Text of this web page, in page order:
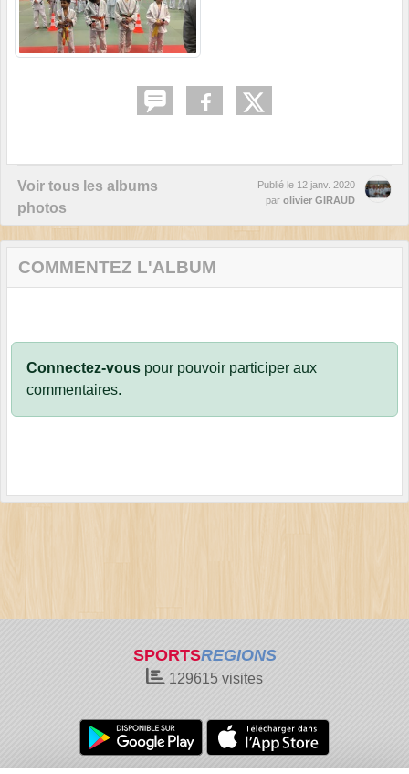
Voir tous les albums
photos
Publié le 12 janv. 2020
par olivier GIRAUD
COMMENTEZ L'ALBUM
Connectez-vous pour pouvoir participer aux
commentaires.
SPORTSREGIONS
129615 visites